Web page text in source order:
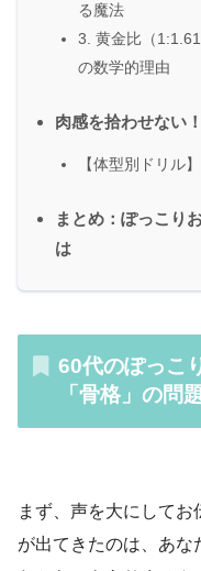
る魔法
3. 黄金比（
の数学的理由
肉感を拾わせない
【体型別ドリル
まとめ：ぽっこり
は
60代のぽっこ
「骨格」の問
まず、声を大にして
が出てきたのは、あ